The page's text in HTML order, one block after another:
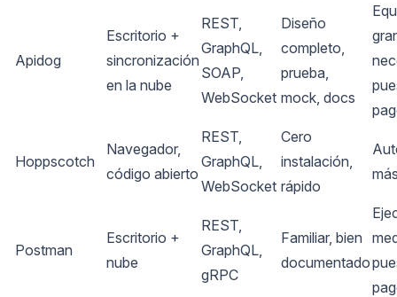
Apidog
Escritorio +
sincronización
en la nube
REST,
GraphQL,
SOAP,
WebSocket
Diseño
completo,
prueba,
mock, docs
Hoppscotch
Navegador,
código abierto
REST,
GraphQL,
WebSocket
Cero
instalación,
rápido
Postman
Escritorio +
nube
REST,
GraphQL,
gRPC
Familiar, bien
documentado